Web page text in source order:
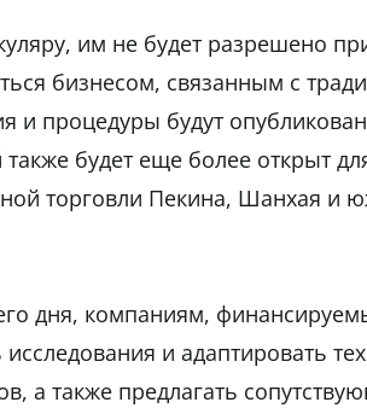
им не будет разрешено
бизнесом, связанным с
и процедуры будут
также будет еще более открыт
торговли Пекина, Шанхая и
дня, компаниям,
и адаптировать
а также предлагать